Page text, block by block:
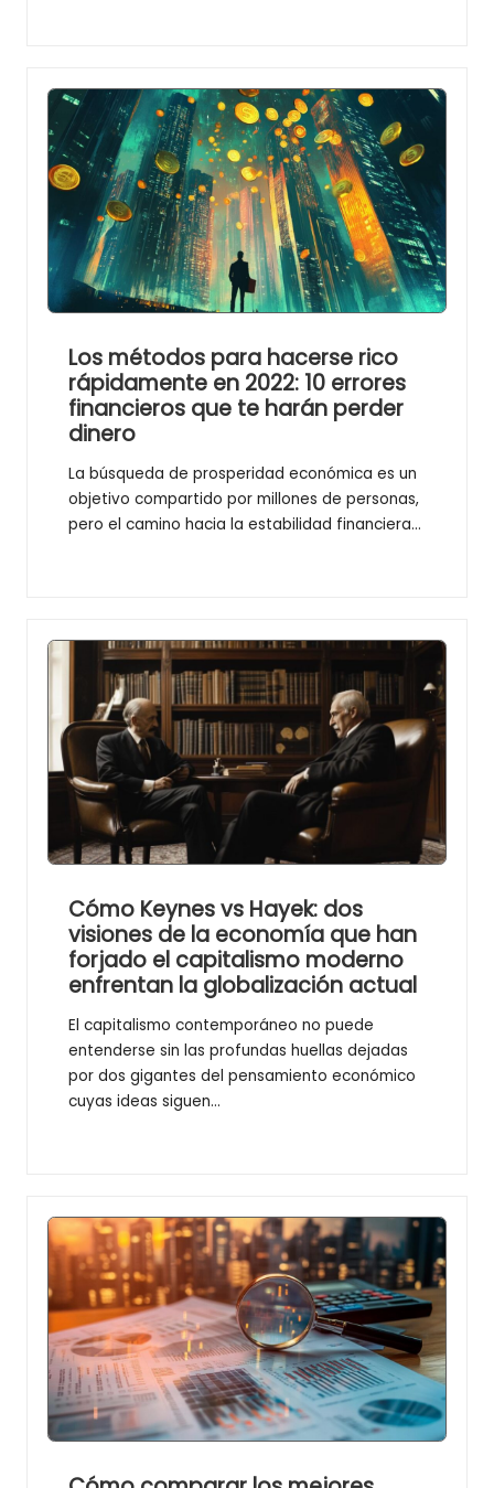
Los métodos para hacerse rico
rápidamente en 2022: 10 errores
financieros que te harán perder
dinero
La búsqueda de prosperidad económica es un
objetivo compartido por millones de personas,
pero el camino hacia la estabilidad financiera…
Cómo Keynes vs Hayek: dos
visiones de la economía que han
forjado el capitalismo moderno
enfrentan la globalización actual
El capitalismo contemporáneo no puede
entenderse sin las profundas huellas dejadas
por dos gigantes del pensamiento económico
cuyas ideas siguen…